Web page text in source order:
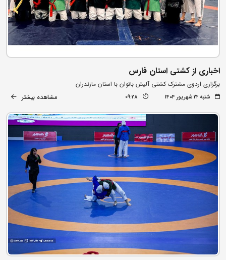
اخباری از کشتی استان فارس
برگزاری اردوی مشترک کشتی آلیش بانوان با استان مازندران
شنبه ۲۲ شهریور ۱۴۰۴ 09:28 مشاهده بیشتر